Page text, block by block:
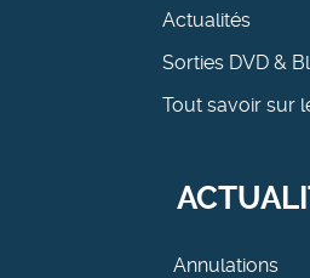
Actualités
Sorties DVD &
Tout savoir sur
Annulations